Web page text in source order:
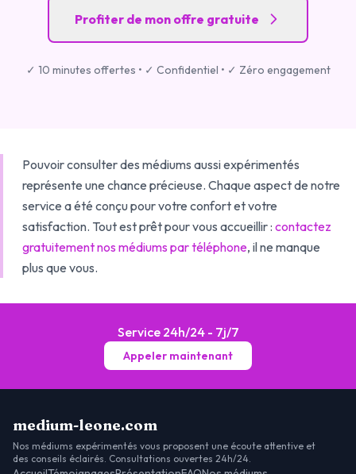
Profiter de mon offre gratuite
✓ 10 minutes offertes • ✓ Confidentiel • ✓ Zéro engagement
Pouvoir consulter des médiums aussi expérimentés
représente une chance précieuse. Chaque aspect de notre
service a été conçu pour votre confort et votre
satisfaction. Tout est prêt pour vous accueillir : contactez
gratuitement nos médiums par téléphone, il ne manque
plus que vous.
Service 24h/24 - 7j/7
Appeler maintenant
medium-leone.com
Nos médiums expérimentés vous proposent une écoute attentive et
des conseils éclairés. Consultations ouvertes 24h/24.